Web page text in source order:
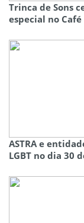
Trinca de Sons
especial no
ASTRA e
LGBT no dia 30